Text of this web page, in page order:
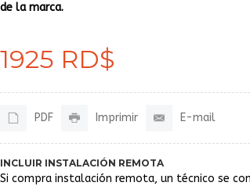
de la marca.
1925 RD$
PDF Imprimir E-mail
INCLUIR INSTALACIÓN REMOTA
Si compra instalación remota, un técnico se